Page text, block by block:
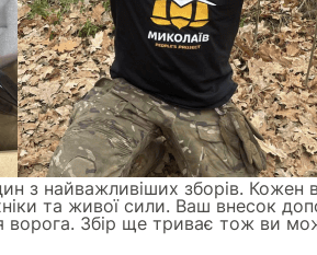
з найважливіших зборів.
та живої сили. Ваш внесок
Збір ще триває тож ви